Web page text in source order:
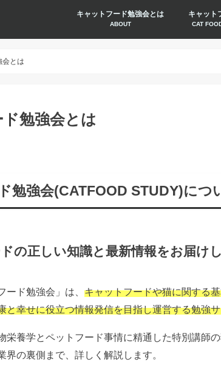
キャットフード勉強会とは
ABOUT
キャット
CAT
会とは
勉強会とは
勉強会(CATFOOD STUDY)につ
の正しい知識と最新情報をお届け
ード勉強会」は、 キャットフードや猫に関する
と幸せに役立つ情報発信を目指し運営する勉強
栄養学とペットフード事情に精通した特別講師
界の裏側まで、詳しく解説します。